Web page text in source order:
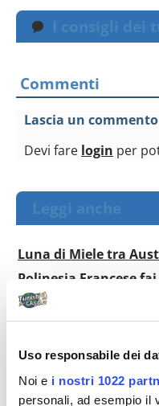
Uso responsabile dei
Noi e i nostri 1022
personali, ad esempio il
I consigli dei
Commenti
Lascia un commento
Devi fare login per
Leggi anche
Luna di Miele tra
Polinesia Francese
Polinesia Francese
Quando i sogni
Francese